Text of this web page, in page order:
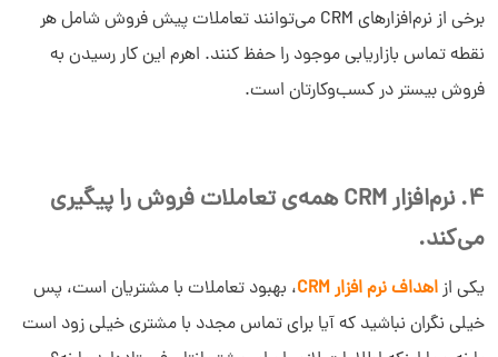
برخی از نرم‌افزارهای CRM می‌توانند تعاملات پیش فروش شامل هر
نقطه تماس بازاریابی موجود را حفظ کنند. اهرم این کار رسیدن به
فروش بیستر در کسب‌وکارتان است.
4. نرم‌افزار CRM همه‌ی تعاملات فروش را پیگیری
می‌کند.
یکی ازاهداف نرم افزار CRM
، بهبود تعاملات با مشتریان است، پس
خیلی نگران نباشید که آیا برای تماس مجدد با مشتری خیلی زود است